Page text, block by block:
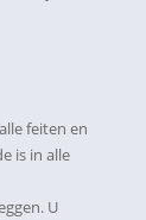
feiten en
is in alle
U